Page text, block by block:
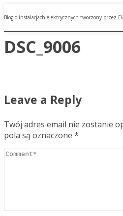
Blog o instalacjach elektrycznych tworzony przez
DSC_9006
Leave a Reply
Twój adres email nie zostanie
pola są oznaczone *